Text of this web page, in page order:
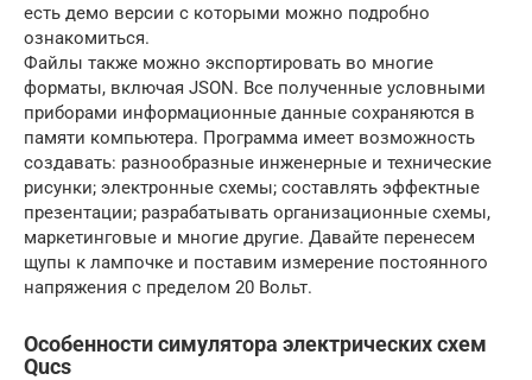
есть демо версии с которыми можно подробно
ознакомиться.
Файлы также можно экспортировать во многие
форматы, включая JSON. Все полученные условными
приборами информационные данные сохраняются в
памяти компьютера. Программа имеет возможность
создавать: разнообразные инженерные и технические
рисунки; электронные схемы; составлять эффектные
презентации; разрабатывать организационные схемы,
маркетинговые и многие другие. Давайте перенесем
щупы к лампочке и поставим измерение постоянного
напряжения с пределом 20 Вольт.
Особенности симулятора электрических схем
Qucs